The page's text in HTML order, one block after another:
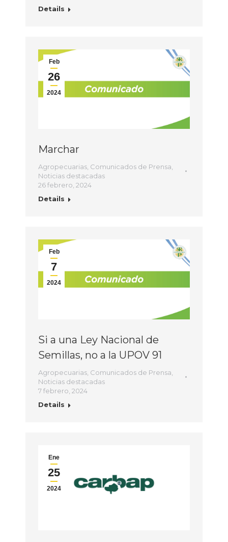
Details
Feb
26
2024
Marchar
Agropecuarias, Comunicados de Prensa,
Noticias destacadas
26 febrero, 2024
Details
Feb
7
2024
Si a una Ley Nacional de
Semillas, no a la UPOV 91
Agropecuarias Comunicados de Prensa
Noticias destacadas
7 febrero, 2024
Details
Ene
25
2024